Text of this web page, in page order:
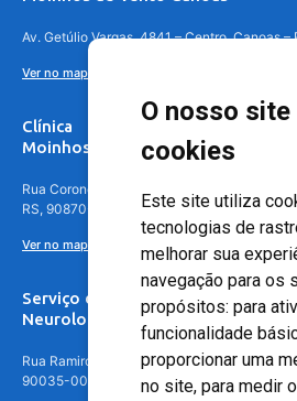
O nosso site
cookies
Este site utiliza
tecnologias de
melhorar sua
navegação para os
propósitos: para
funcionalidade
proporcionar uma
no site, para medir
Av. Getúlio Vargas, 4841 – Centro, Canoas
Ver no mapa
Clínica
Moinhos de Vento - Teresópolis
Rua Coronel Aparício Borges, 250 - 3º
RS, 90870-016
Ver no mapa
Serviço de
Neurologia
Rua Ramiro Barcelos, 630 – 5º andar –
90035-001